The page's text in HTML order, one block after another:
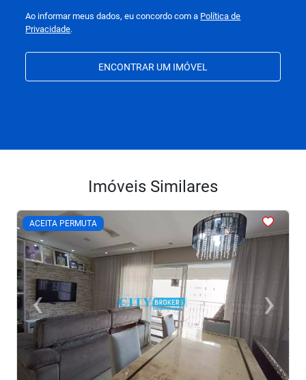
Ao informar meus dados, eu concordo com a Política de
Privacidade.
ENCONTRAR UM IMÓVEL
Imóveis Similares
ACEITA PERMUTA
<<<<
‹Previous ›
Next